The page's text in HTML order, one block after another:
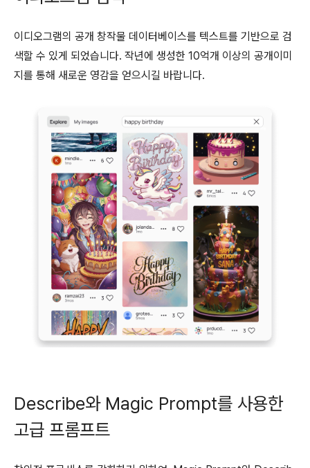
이디오그램의 공개 창작물 데이터베이스를 텍스트를 기반으로 검
색할 수 있게 되었습니다. 작년에 생성한 10억개 이상의 공개이미
지를 통해 새로운 영감을 얻으시길 바랍니다.
Describe와 Magic Prompt를 사용한
고급 프롬프트